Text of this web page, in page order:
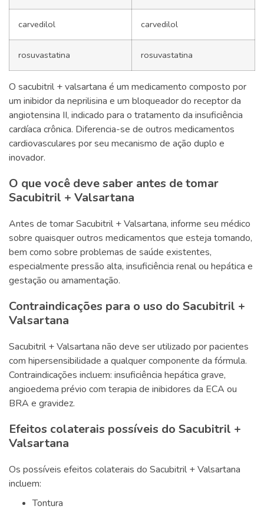
carvedilol carvedilol
rosuvastatina rosuvastatina
O sacubitril + valsartana é um medicamento composto por
um inibidor da neprilisina e um bloqueador do receptor da
angiotensina II, indicado para o tratamento da insuficiência
cardíaca crônica. Diferencia-se de outros medicamentos
cardiovasculares por seu mecanismo de ação duplo e
inovador.
O que você deve saber antes de tomar
Sacubitril + Valsartana
Antes de tomar Sacubitril + Valsartana, informe seu médico
sobre quaisquer outros medicamentos que esteja tomando,
bem como sobre problemas de saúde existentes,
especialmente pressão alta, insuficiência renal ou hepática e
gestação ou amamentação.
Contraindicações para o uso do Sacubitril +
Valsartana
Sacubitril + Valsartana não deve ser utilizado por pacientes
com hipersensibilidade a qualquer componente da fórmula.
Contraindicações incluem: insuficiência hepática grave,
angioedema prévio com terapia de inibidores da ECA ou
BRA e gravidez.
Efeitos colaterais possíveis do Sacubitril +
Valsartana
Os possíveis efeitos colaterais do Sacubitril + Valsartana
incluem:
Tontura